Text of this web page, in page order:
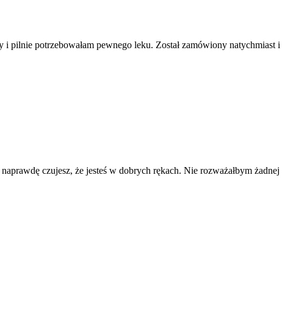
pilnie potrzebowałam pewnego leku. Został zamówiony natychmiast i
czujesz, że jesteś w dobrych rękach. Nie rozważałbym żadnej